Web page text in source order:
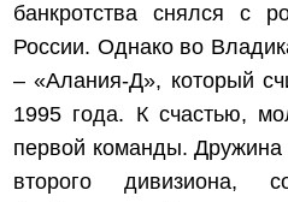
банкротства снялся с
России. Однако во
– «Алания-Д», который
1995 года. К счастью,
первой команды.
второго дивизиона,